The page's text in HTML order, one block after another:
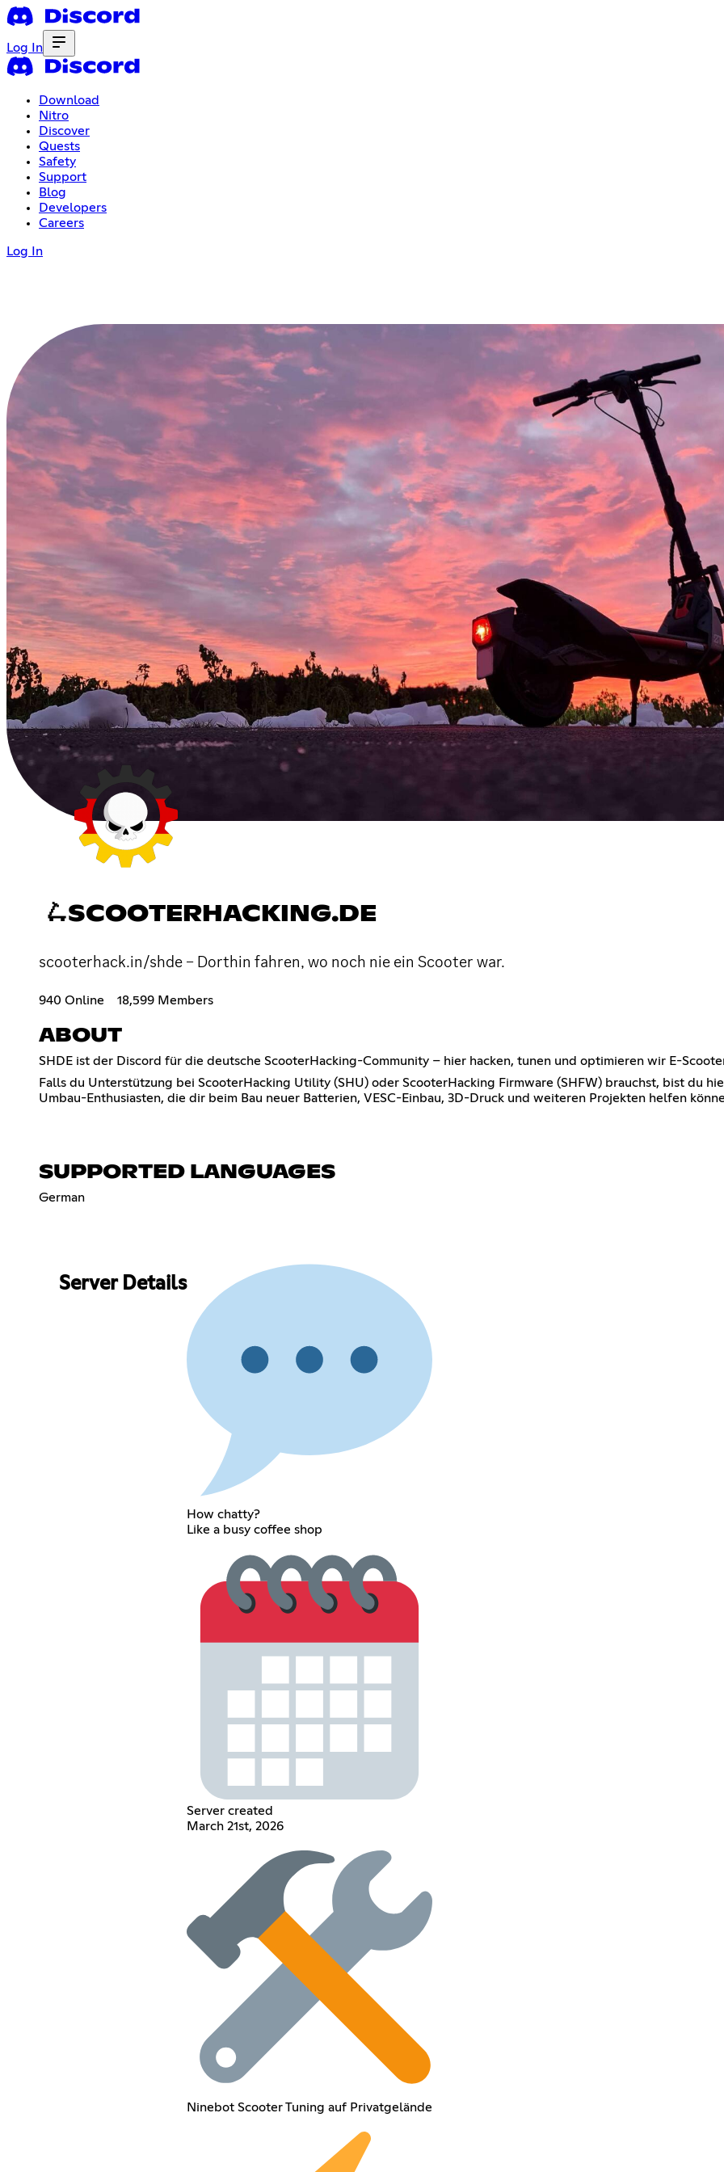
Log In
Download
Nitro
Discover
Quests
Safety
Support
Blog
Developers
Careers
Log In
🛴SCOOTERHACKING.DE
scooterhack.in/shde – Dorthin fahren, wo noch nie ein Scooter war.
940 Online 18,599 Members
ABOUT
SHDE ist der Discord für die deutsche ScooterHacking-Community – hier hacken, tunen und optimieren wir E-
Falls du Unterstützung bei ScooterHacking Utility (SHU) oder ScooterHacking Firmware (SHFW) brauchst, bist du
Umbau-Enthusiasten, die dir beim Bau neuer Batterien, VESC-Einbau, 3D-Druck und weiteren Projekten helfen
SUPPORTED LANGUAGES
German
Server Details
How chatty?
Like a busy coffee shop
Server created
March 21st, 2026
Ninebot Scooter Tuning auf Privatgelände